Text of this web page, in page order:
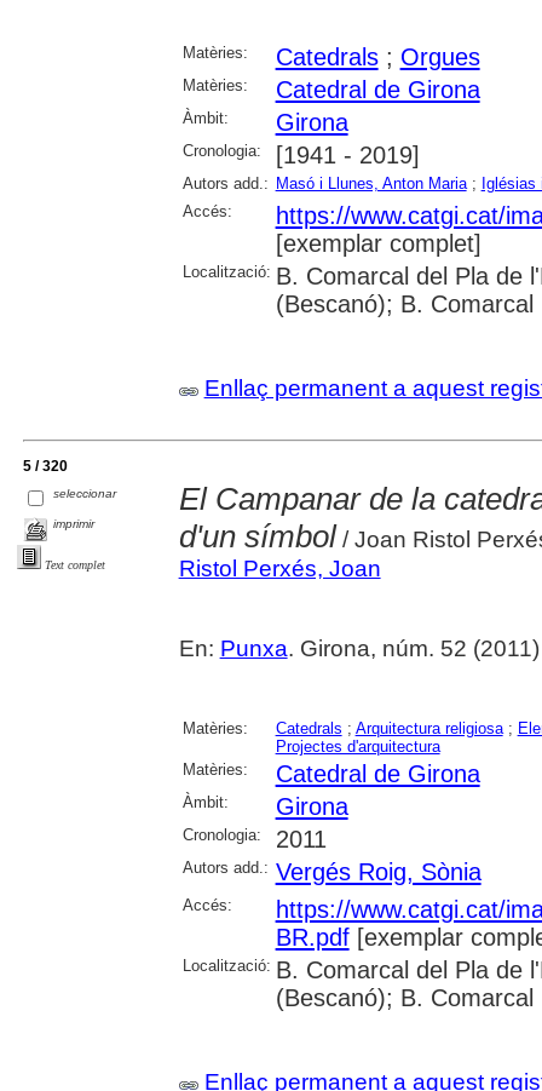
Matèries: Catedrals; Orgues
Matèries: Catedral de Girona
Àmbit: Girona
Cronologia: [1941 - 2019]
Autors add.: Masó i Llunes, Anton Maria;
Accés:
https://www.catgi.cat/
[exemplar complet]
Localització: B. Comarcal del Pla de
(Bescanó); B.
Enllaç permanent a aquest
5 / 320
seleccionar
imprimir
Text complet
El Campanar de la
d'un símbol/ Joan Ristol
Ristol Perxés, Joan
En: Punxa. Girona, núm. 52
Matèries: Catedrals ; Arquitectura religiosa;
Projectes d'arquitectura
Matèries:
Catedral de Girona
Àmbit: Girona
Cronologia: 2011
Autors add.: Vergés Roig, Sònia
Accés:
https://www.catgi.cat/
BR.pdf[exemplar
Localització: B. Comarcal del Pla de
(Bescanó); B.
Enllaç permanent a aquest